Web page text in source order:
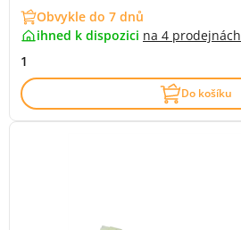
Obvykle do 7 dnů
ihned k dispozici na 4 prodejnách
1
Do košíku